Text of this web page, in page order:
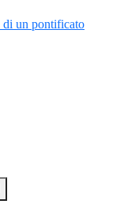
un pontificato